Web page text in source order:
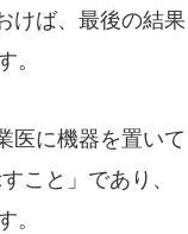
けば、最後の結果
。
医に機器を置いて
こと」であり、
。